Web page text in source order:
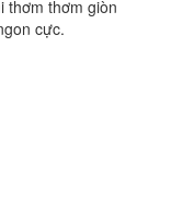
thơm thơm giòn
cực.